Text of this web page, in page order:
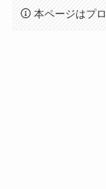
本ページはプ